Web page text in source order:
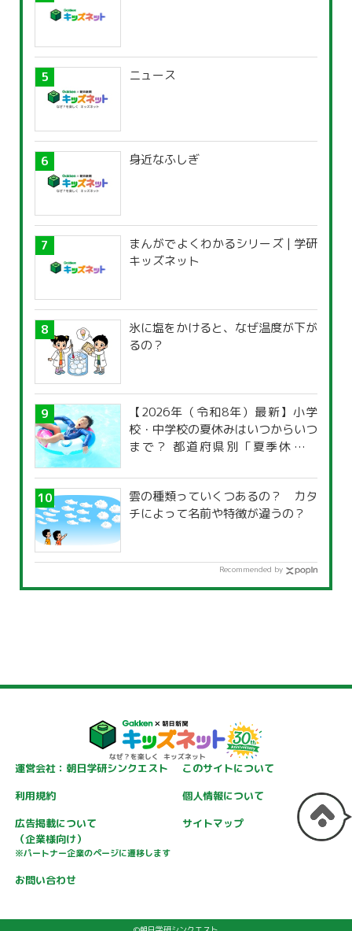
ニュース
身近なふしぎ
まんがでよくわかるシリーズ | 学研
キッズネット
氷に塩をかけると、なぜ温度が下が
るの？
【2026年（令和8年）最新】小学
校・中学校の夏休みはいつからいつ
まで？ 都道府県別「夏季休暇一
雲の種類っていくつあるの？ カタ
チによって名前や特徴が違うの？
Recommended by
運営会社：朝日学研シンクエスト
このサイトについて
利用規約
個人情報について
広告掲載について
（企業様向け）
※パートナー企業のページに遷移します
サイトマップ
お問い合わせ